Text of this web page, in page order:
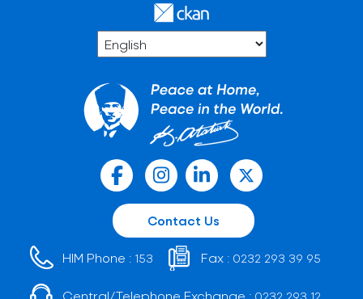
Contact Us
HIM Phone : 153 Fax : 0232 293 39 95
Central/Telephone Exchange :